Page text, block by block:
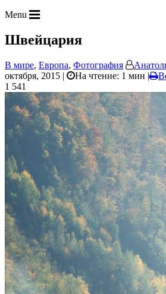
Menu
Швейцария
В мире, Европа, Фотография
октября, 2015 |
На чтение: 1 мин |
1 541